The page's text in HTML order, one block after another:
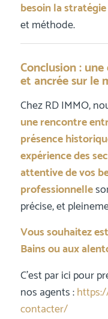
besoin la
et méthode.
Conclusion :
et ancrée sur le
Chez RD IMMO,
une rencontre
présence
expérience des
attentive de vos
professionnelle
précise, et
Vous souhaitez
Bains ou aux
C’est par ici pour
nos agents :
contacter/